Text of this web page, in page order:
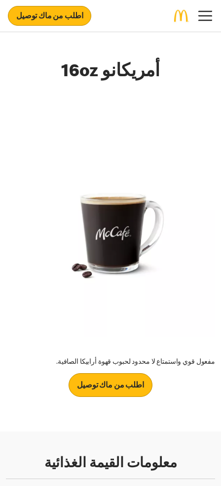
اطلب من ماك توصيل
أمريكانو 16oz
مفعول قوي واستمتاع لا محدود لحبوب قهوة أرابيكا الصافية.
اطلب من ماك توصيل
معلومات القيمة الغذائية